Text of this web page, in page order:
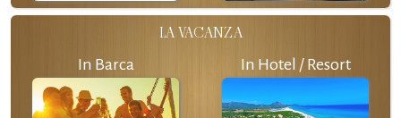
LA VACANZA
In Barca In Hotel / Resort